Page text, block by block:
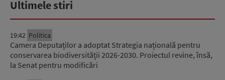
Ultimele stiri
19:42 Politica
Camera Deputaților a adoptat Strategia națională pentru
conservarea biodiversității 2026-2030. Proiectul revine, însă,
la Senat pentru modificări